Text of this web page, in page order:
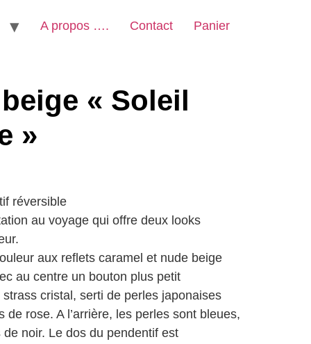
A propos …. Contact Panier
« Soleil
»
réversible
au voyage qui offre deux looks
aux reflets caramel et nude beige
au centre un bouton plus petit
cristal, serti de perles japonaises
de rose. A l’arrière, les perles sont bleues,
noir. Le dos du pendentif est